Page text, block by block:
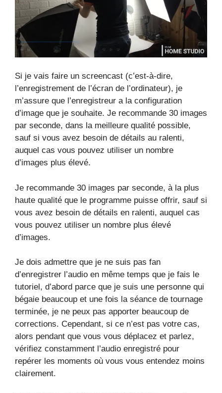
Si je vais faire un screencast (c’est-à-dire,
l’enregistrement de l’écran de l’ordinateur), je
m’assure que l’enregistreur a la configuration
d’image que je souhaite. Je recommande 30 images
par seconde, dans la meilleure qualité possible,
sauf si vous avez besoin de détails au ralenti,
auquel cas vous pouvez utiliser un nombre
d’images plus élevé.
Je recommande 30 images par seconde, à la plus
haute qualité que le programme puisse offrir, sauf si
vous avez besoin de détails en ralenti, auquel cas
vous pouvez utiliser un nombre plus élevé
d’images.
Je dois admettre que je ne suis pas fan
d’enregistrer l’audio en même temps que je fais le
tutoriel, d’abord parce que je suis une personne qui
bégaie beaucoup et une fois la séance de tournage
terminée, je ne peux pas apporter beaucoup de
corrections. Cependant, si ce n’est pas votre cas,
alors pendant que vous vous déplacez et parlez,
vérifiez constamment l’audio enregistré pour
repérer les moments où vous vous entendez moins
clairement.